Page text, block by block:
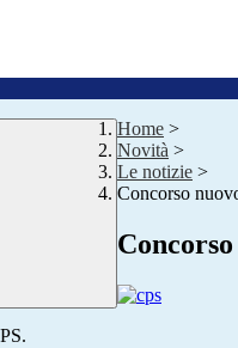
Home >
Novità >
Le notizie >
Concorso